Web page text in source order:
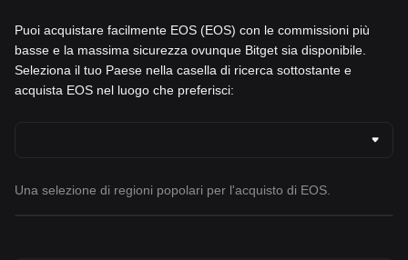
Puoi acquistare facilmente EOS (EOS) con le commissioni più
basse e la massima sicurezza ovunque Bitget sia disponibile.
Seleziona il tuo Paese nella casella di ricerca sottostante e
acquista EOS nel luogo che preferisci:
Una selezione di regioni popolari per l'acquisto di EOS.